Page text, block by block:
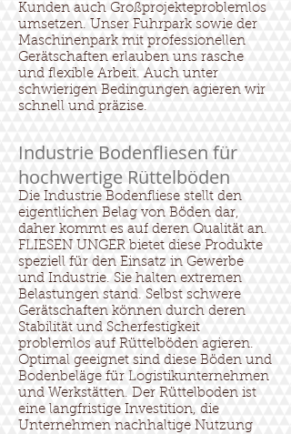
Kunden auch Großprojekteproblemlos
umsetzen. Unser Fuhrpark sowie der
Maschinenpark mit professionellen
Gerätschaften erlauben uns rasche
und flexible Arbeit. Auch unter
schwierigen Bedingungen agieren wir
schnell und präzise.
Industrie Bodenfliesen für
hochwertige Rüttelböden
Die Industrie Bodenfliese stellt den
eigentlichen Belag von Böden dar,
daher kommt es auf deren Qualität an.
FLIESEN UNGER bietet diese Produkte
speziell für den Einsatz in Gewerbe
und Industrie. Sie halten extremen
Belastungen stand. Selbst schwere
Gerätschaften können durch deren
Stabilität und Scherfestigkeit
problemlos auf Rüttelböden agieren.
Optimal geeignet sind diese Böden und
Bodenbeläge für Logistikunternehmen
und Werkstätten. Der Rüttelboden ist
eine langfristige Investition, die
Unternehmen nachhaltige Nutzung